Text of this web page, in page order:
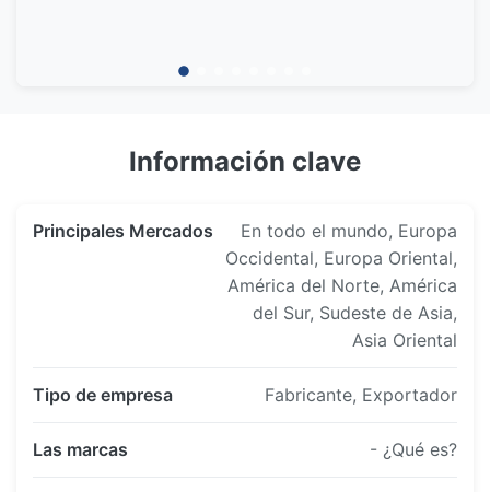
Área de fábrica ampliada a 4.000㎡
precisión.Información clave
Principales Mercados
En todo el mundo, Europa
Occidental, Europa Oriental,
América del Norte, América
del Sur, Sudeste de Asia,
Asia Oriental
Tipo de empresa Fabricante, Exportador
Las marcas - ¿Qué es?